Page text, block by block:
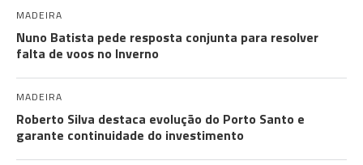
MADEIRA
Nuno Batista pede resposta conjunta para resolver
falta de voos no Inverno
MADEIRA
Roberto Silva destaca evolução do Porto Santo e
garante continuidade do investimento